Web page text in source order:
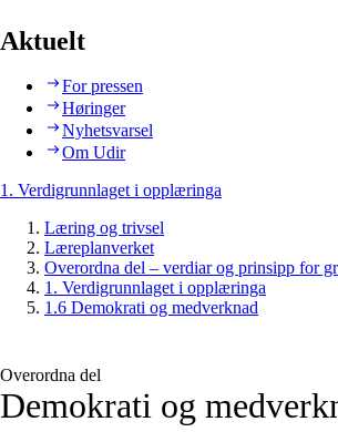
Aktuelt
For pressen
Høringer
Nyhetsvarsel
Om Udir
1. Verdigrunnlaget i opplæringa
Læring og trivsel
Læreplanverket
Overordna del – verdiar og prinsipp for
1. Verdigrunnlaget i opplæringa
1.6 Demokrati og medverknad
Overordna del
Demokrati og